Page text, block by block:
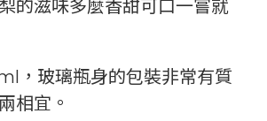
的滋味多麼香甜可口一嘗就
，玻璃瓶身的包裝非常有質
相宜。